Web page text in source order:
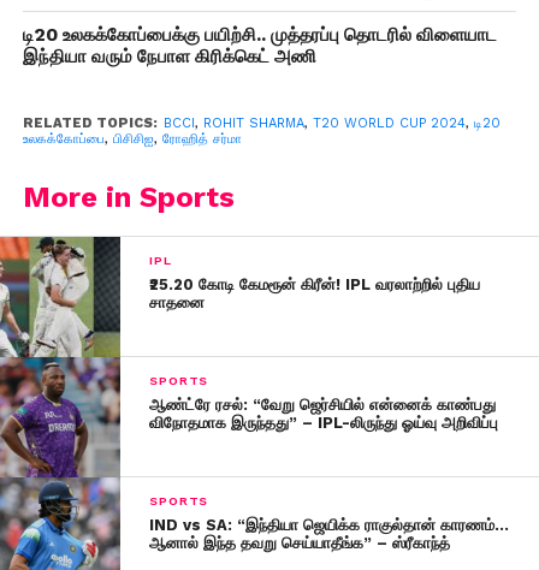
டி20 உலகக்கோப்பைக்கு பயிற்சி.. முத்தரப்பு தொடரில் விளையாட
இந்தியா வரும் நேபாள கிரிக்கெட் அணி
RELATED TOPICS: BCCI, ROHIT SHARMA, T20 WORLD CUP 2024, டி20
உலகக்கோப்பை, பிசிசிஐ, ரோஹித் சர்மா
More in Sports
IPL
₹25.20 கோடி கேமரூன் கிரீன்! IPL வரலாற்றில் புதிய
சாதனை
SPORTS
ஆண்ட்ரே ரசல்: “வேறு ஜெர்சியில் என்னைக் காண்பது
விநோதமாக இருந்தது” – IPL-லிருந்து ஓய்வு அறிவிப்பு
SPORTS
IND vs SA: “இந்தியா ஜெயிக்க ராகுல்தான் காரணம்…
ஆனால் இந்த தவறு செய்யாதீங்க” – ஸ்ரீகாந்த்